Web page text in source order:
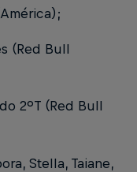
(Red Bull
2ºT (Red Bull
Stella, Taiane,